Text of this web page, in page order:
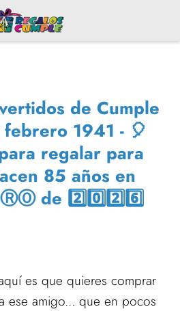
de Cumple
1941 - 🎈
regalar para
85 años en
de 2️⃣0️⃣2️⃣6️⃣
es que quieres comprar
ese amigo... que en pocos